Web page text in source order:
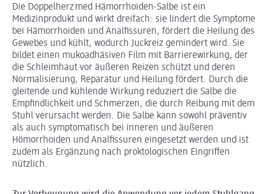
Die Doppelherz med Hämorrhoiden-Salbe ist ein
Medizinprodukt und wirkt dreifach: sie lindert die Symptome
bei Hämorrhoiden und Analfissuren, fördert die Heilung des
Gewebes und kühlt, wodurch Juckreiz gemindert wird. Sie
bildet einen mukoadhäsiven Film mit Barrierewirkung, der
die Schleimhaut vor äußeren Reizen schützt und deren
Normalisierung, Reparatur und Heilung fördert. Durch die
gleitende und kühlende Wirkung reduziert die Salbe die
Empfindlichkeit und Schmerzen, die durch Reibung mit dem
Stuhl verursacht werden. Die Salbe kann sowohl präventiv
als auch symptomatisch bei inneren und äußeren
Hömorrhoiden und Analfissuren eingesetzt werden und ist
zudem als Ergänzung nach proktologischen Eingriffen
nützlich.